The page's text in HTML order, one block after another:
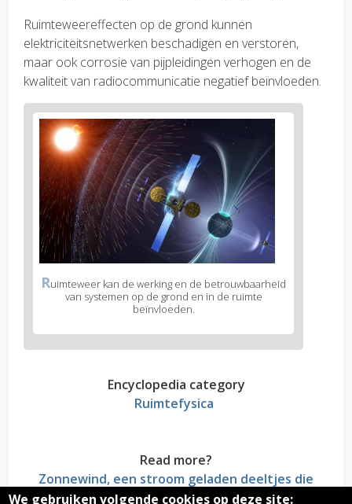
Ruimteweereffecten op de grond kunnen
elektriciteitsnetwerken beschadigen en verstoren,
maar ook corrosie van pijpleidingen verhogen en de
kwaliteit van radiocommunicatie negatief beïnvloeden.
Ruimteweer kan de werking en de betrouwbaarheid
van systemen op de grond en in de ruimte
beïnvloeden.
Encyclopedia category
Ruimtefysica
Read more?
Zonnewind, een stroom geladen deeltjes die
ontsnappen uit de Zon
We gebruiken volgende cookies op deze site: